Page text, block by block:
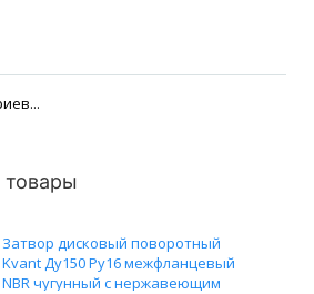
Затвор дисковый поворотный
Kvant Ду150 Ру16 межфланцевый
NBR чугунный с нержавеющим